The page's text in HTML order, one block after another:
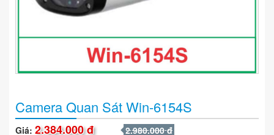
Camera Quan Sát Win-6154S
Giá: 2.384.000 đ 2.980.000 đ